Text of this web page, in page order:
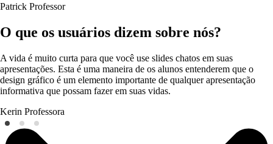
Patrick Professor
O que os usuários dizem sobre nós?
A vida é muito curta para que você use slides chatos em suas
apresentações. Esta é uma maneira de os alunos entenderem que o
design gráfico é um elemento importante de qualquer apresentação
informativa que possam fazer em suas vidas.
Kerin Professora